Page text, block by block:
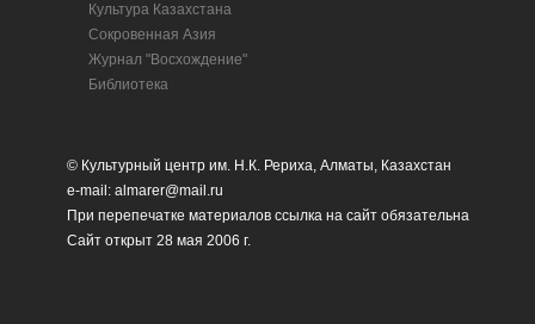
Культура Казахстана
Сокровенная Азия
Журнал "Восхождение"
Библиотека
© Культурный центр им. Н.К. Рериха, Алматы, Казахстан
e-mail: almarer@mail.ru
При перепечатке материалов ссылка на сайт обязательна
Сайт открыт 28 мая 2006 г.